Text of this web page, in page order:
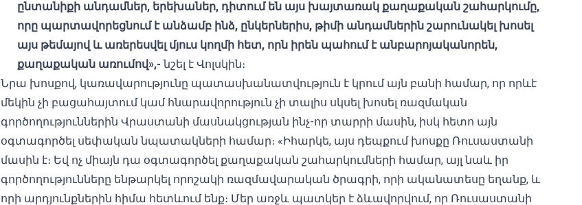
ընտանիքի անդամներ, երեխաներ, դիտում են այս խայտառակ քաղաքական շահարկումը,
որը պարտավորեցնում է անձամբ ինձ, ընկերներիս, թիմի անդամներին շարունակել խոսել
այս թեմայով և առերեսվել մյուս կողմի հետ, որն իրեն պահում է անբարոյականորեն,
քաղաքական առումով»,- նշել է Վոլսկին։
Նրա խոսքով, կառավարությունը պատասխանատվություն է կրում այն ​​բանի համար, որ որևէ
մեկին չի բացահայտում կամ հնարավորություն չի տալիս սկսել խոսել ռազմական
գործողություններին Վրաստանի մասնակցության ինչ-որ տարրի մասին, իսկ հետո այն
օգտագործել սեփական նպատակների համար։ «Իհարկե, այս դեպքում խոսքը Ռուսաստանի
մասին է։ Եվ ոչ միայն դա օգտագործել քաղաքական շահարկումների համար, այլ նաև իր
գործողությունները ենթարկել որոշակի ռազմավարական ծրագրի, որի ականատեսը եղանք, և
որի արդյունքներին հիմա հետևում ենք։ Մեր առջև պատկեր է ձևավորվում, որ Ռուսաստանի